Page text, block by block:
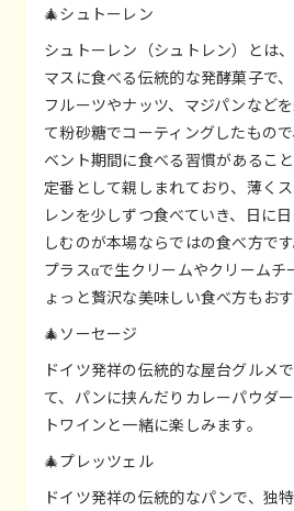
🎄シュトーレン
シュトーレン（シュトレン）とは
マスに食べる伝統的な発酵菓子で
フルーツやナッツ、マジパンなど
て粉砂糖でコーティングしたもの
ベント期間に食べる習慣があるこ
定番として親しまれており、薄く
レンを少しずつ食べていき、日に
しむのが本場ならではの食べ方です
プラスαで生クリームやクリームチ
ょっと贅沢な美味しい食べ方もおす
🎄ソーセージ
ドイツ発祥の伝統的な屋台グルメ
て、パンに挟んだりカレーパウダ
トワインと一緒に楽しみます。
🎄プレッツェル
ドイツ発祥の伝統的なパンで、独